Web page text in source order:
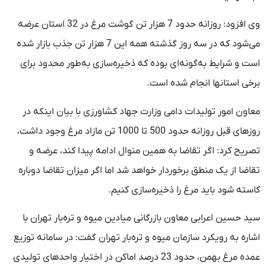
وی افزود: روزانه حدود 7 هزار تن گوشت مرغ در 32 استان عرضه
می‌‌شود که در سه روز گذشته همه این 7 هزار تن جذب بازار شده
است و شرایط به‌گونه‌ای بوده که ذخیره‌‌سازی به‌طور محدود برای
برخی استانها انجام شده است.
معاون امور تولیدات دامی وزارت جهاد کشاورزی با بیان اینکه در
روزهای قبل روزانه حدود 500 تا 1000 تن مازاد مرغ وجود داشت،
تصریح کرد: اگر تقاضا به همین منوال ادامه پیدا کند، عرضه و
تقاضا از یک منطق برخوردار خواهد شد اما اگر میزان تقاضا دوباره
کاسته شود باید مرغ را ذخیره‌سازی کنیم.
سید حسین اعرابی معاون بازرگانی میادین میوه و تره‌بار تهران با
اشاره به رویکرد سازمان میوه و تره‌بار تهران گفت: در سامانه توزیع
عمده مرغ بهمن، حدود 23 درصد اماکن در اختیار واحد‌های تولیدی